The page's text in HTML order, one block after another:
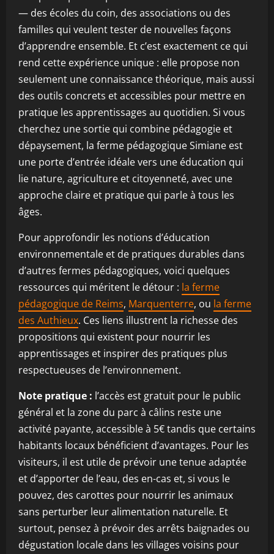
— des écoles du coin, des associations ou des
familles qui veulent tester de nouvelles façons
d’apprendre ensemble. Et c’est exactement ce qui
rend cette expérience unique : elle propose non
seulement une connaissance théorique, mais aussi
des outils concrets et accessibles pour mettre en
pratique les apprentissages au quotidien. Si vous
cherchez une sortie qui combine pédagogie et
dépaysement, la ferme pédagogique Simiane est
une porte d’entrée idéale vers une éducation qui
lie nature, agriculture et citoyenneté, avec une
approche claire et pratique qui parle à tous les
âges.
Pour approfondir les notions d’éducation
environnementale et de pratiques durables dans
d’autres fermes pédagogiques, voici quelques
ressources qui méritent le détour : la ferme
pédagogique de Reims, Marquenterre, ou la ferme
des Authieux. Ces liens illustrent la richesse des
propositions qui existent pour nourrir les
apprentissages et inspirer des pratiques plus
respectueuses de l’environnement.
Note pratique : l’accès est gratuit pour le public
général et la zone du parc à câlins reste une
activité payante, accessible à 5€ tandis que certains
habitants locaux bénéficient d’avantages. Pour les
visiteurs, il est utile de prévoir une tenue adaptée
et d’apporter de l’eau, des en-cas et, si vous le
pouvez, des carottes pour nourrir les animaux
sans perturber leur alimentation naturelle. Et
surtout, pensez à prévoir des arrêts baignades ou
dégustation locale dans les villages voisins pour